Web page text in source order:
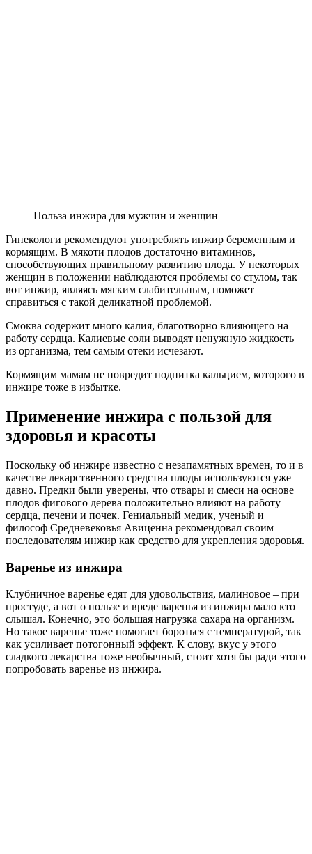
Польза инжира для мужчин и женщин
Гинекологи рекомендуют употреблять инжир беременным и
кормящим. В мякоти плодов достаточно витаминов,
способствующих правильному развитию плода. У некоторых
женщин в положении наблюдаются проблемы со стулом, так
вот инжир, являясь мягким слабительным, поможет
справиться с такой деликатной проблемой.
Смоква содержит много калия, благотворно влияющего на
работу сердца. Калиевые соли выводят ненужную жидкость
из организма, тем самым отеки исчезают.
Кормящим мамам не повредит подпитка кальцием, которого в
инжире тоже в избытке.
Применение инжира с пользой для
здоровья и красоты
Поскольку об инжире известно с незапамятных времен, то и в
качестве лекарственного средства плоды используются уже
давно. Предки были уверены, что отвары и смеси на основе
плодов фигового дерева положительно влияют на работу
сердца, печени и почек. Гениальный медик, ученый и
философ Средневековья Авиценна рекомендовал своим
последователям инжир как средство для укрепления здоровья.
Варенье из инжира
Клубничное варенье едят для удовольствия, малиновое – при
простуде, а вот о пользе и вреде варенья из инжира мало кто
слышал. Конечно, это большая нагрузка сахара на организм.
Но такое варенье тоже помогает бороться с температурой, так
как усиливает потогонный эффект. К слову, вкус у этого
сладкого лекарства тоже необычный, стоит хотя бы ради этого
попробовать варенье из инжира.